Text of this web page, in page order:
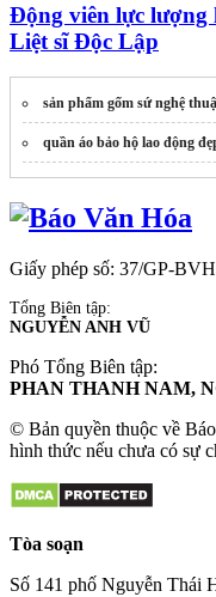
Động viên lực lượng
Liệt sĩ Độc Lập
sản phẩm gốm sứ nghệ
quần áo bảo hộ lao động
Giấy phép số: 37/GP-
Tổng Biên tập:
NGUYỄN ANH VŨ
Phó Tổng Biên tập:
PHAN THANH NAM,
© Bản quyền thuộc về
hình thức nếu chưa có sự
Tòa soạn
Số 141 phố Nguyễn Thái